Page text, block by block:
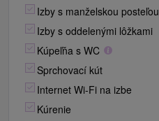
Izby s manželskou posteľou
Izby s oddelenými lôžkami
Kúpeľňa s WC
Sprchovací kút
Internet Wi-Fi na izbe
Kúrenie